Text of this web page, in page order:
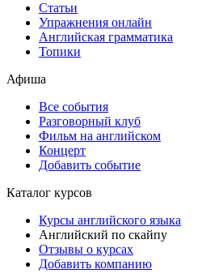
Статьи
Упражнения онлайн
Английская грамматика
Топики
Афиша
Все события
Разговорный клуб
Фильм на английском
Концерт
Добавить событие
Каталог курсов
Курсы английского языка
Английский по скайпу
Отзывы о курсах
Добавить компанию